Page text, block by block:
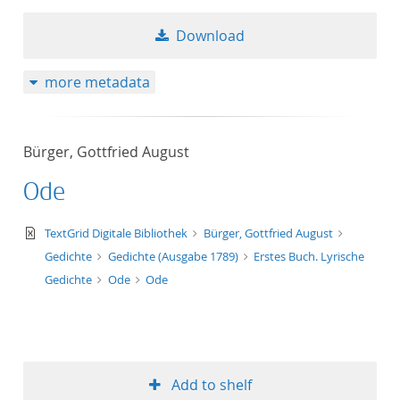
Download
more metadata
Bürger, Gottfried August
Ode
text/xml
TextGrid Digitale Bibliothek
Bürger, Gottfried August
Gedichte
Gedichte (Ausgabe 1789)
Erstes Buch. Lyrische
Gedichte
Ode Ode
Add to shelf